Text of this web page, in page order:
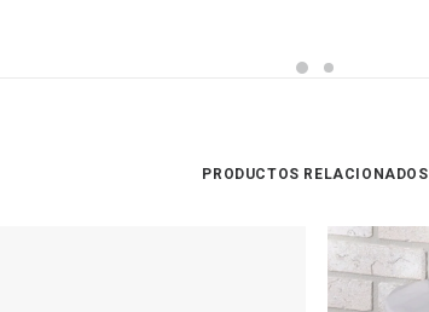
PRODUCTOS RELACIONADOS